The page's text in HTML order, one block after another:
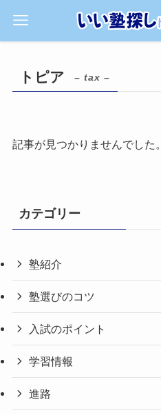
トピア – tax –
記事が見つかりませんでした。
カテゴリー
塾紹介
塾選びのコツ
入試のポイント
学習情報
進路